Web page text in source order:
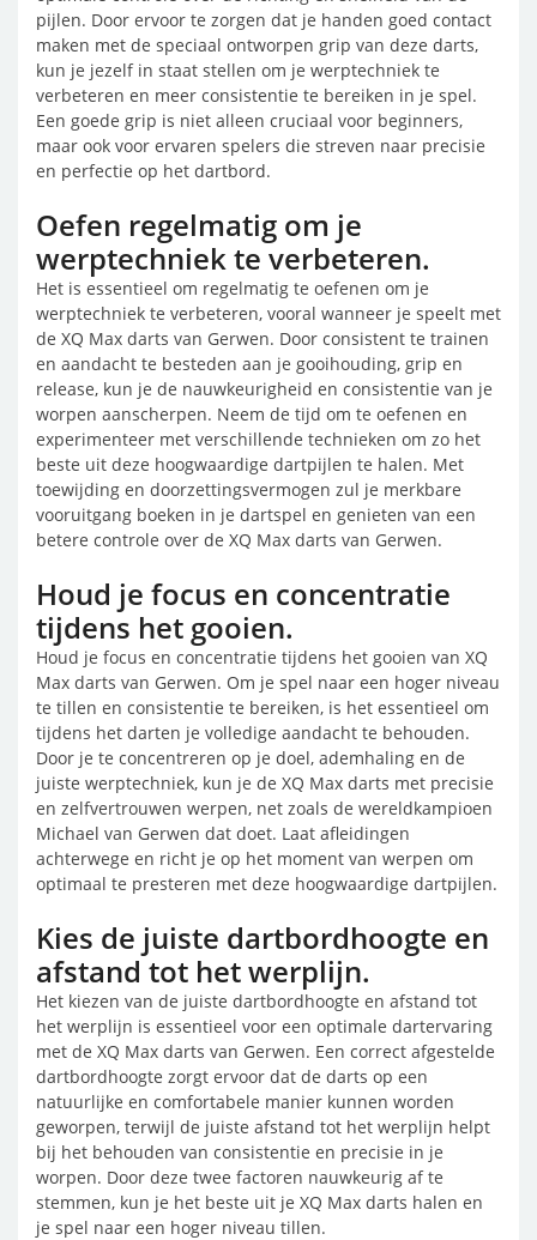
pijlen. Door ervoor te zorgen dat je handen goed contact
maken met de speciaal ontworpen grip van deze darts,
kun je jezelf in staat stellen om je werptechniek te
verbeteren en meer consistentie te bereiken in je spel.
Een goede grip is niet alleen cruciaal voor beginners,
maar ook voor ervaren spelers die streven naar precisie
en perfectie op het dartbord.
Oefen regelmatig om je
werptechniek te verbeteren.
Het is essentieel om regelmatig te oefenen om je
werptechniek te verbeteren, vooral wanneer je speelt met
de XQ Max darts van Gerwen. Door consistent te trainen
en aandacht te besteden aan je gooihouding, grip en
release, kun je de nauwkeurigheid en consistentie van je
worpen aanscherpen. Neem de tijd om te oefenen en
experimenteer met verschillende technieken om zo het
beste uit deze hoogwaardige dartpijlen te halen. Met
toewijding en doorzettingsvermogen zul je merkbare
vooruitgang boeken in je dartspel en genieten van een
betere controle over de XQ Max darts van Gerwen.
Houd je focus en concentratie
tijdens het gooien.
Houd je focus en concentratie tijdens het gooien van XQ
Max darts van Gerwen. Om je spel naar een hoger niveau
te tillen en consistentie te bereiken, is het essentieel om
tijdens het darten je volledige aandacht te behouden.
Door je te concentreren op je doel, ademhaling en de
juiste werptechniek, kun je de XQ Max darts met precisie
en zelfvertrouwen werpen, net zoals de wereldkampioen
Michael van Gerwen dat doet. Laat afleidingen
achterwege en richt je op het moment van werpen om
optimaal te presteren met deze hoogwaardige dartpijlen.
Kies de juiste dartbordhoogte en
afstand tot het werplijn.
Het kiezen van de juiste dartbordhoogte en afstand tot
het werplijn is essentieel voor een optimale dartervaring
met de XQ Max darts van Gerwen. Een correct afgestelde
dartbordhoogte zorgt ervoor dat de darts op een
natuurlijke en comfortabele manier kunnen worden
geworpen, terwijl de juiste afstand tot het werplijn helpt
bij het behouden van consistentie en precisie in je
worpen. Door deze twee factoren nauwkeurig af te
stemmen, kun je het beste uit je XQ Max darts halen en
je spel naar een hoger niveau tillen.